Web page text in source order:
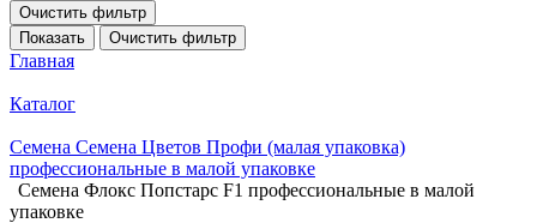
Очистить фильтр
Показать
Очистить фильтр
Главная
Каталог
Семена Семена Цветов Профи (малая упаковка)
профессиональные в малой упаковке
Семена Флокс Попстарс F1 профессиональные в малой
упаковке